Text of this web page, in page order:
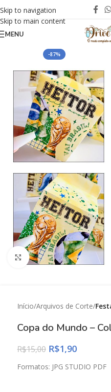
Skip to navigation
Skip to main content
MENU
-87%
Click to enlarge
Início Arquivos de Corte
Copa do Mundo –
R$15,00 R$1,90
Formatos: JPG STUDIO PDF